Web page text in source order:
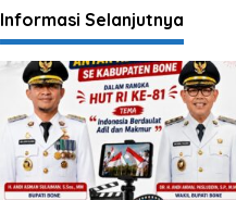
Informasi Selanjutnya